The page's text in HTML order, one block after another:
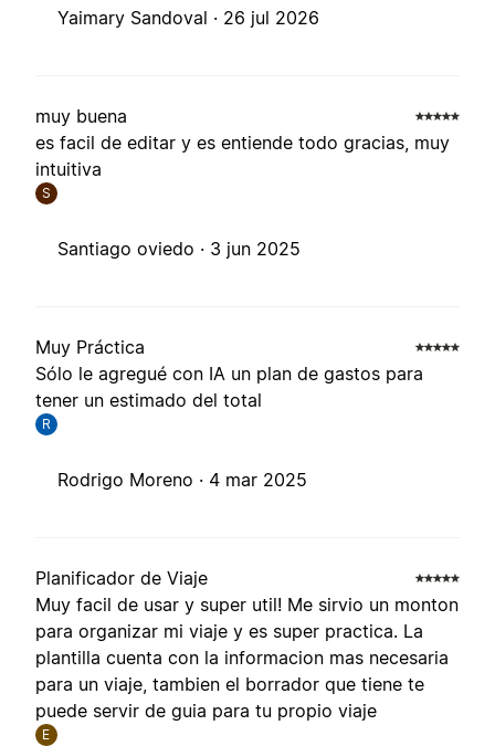
Yaimary Sandoval · 26 jul 2026
muy buena
es facil de editar y es entiende todo gracias, muy
intuitiva
S
Santiago oviedo · 3 jun 2025
Muy Práctica
Sólo le agregué con IA un plan de gastos para
tener un estimado del total
R
Rodrigo Moreno · 4 mar 2025
Planificador de Viaje
Muy facil de usar y super util! Me sirvio un monton
para organizar mi viaje y es super practica. La
plantilla cuenta con la informacion mas necesaria
para un viaje, tambien el borrador que tiene te
puede servir de guia para tu propio viaje
E